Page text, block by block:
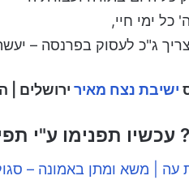
ימי חיי,
ג"כ לעסוק בפרנסה –
ישיבת נצח מאיר ירושלים |
תפנימו ע"י
עה | משא ומתן באמונה –